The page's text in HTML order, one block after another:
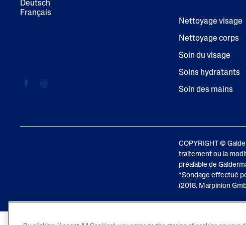
Deutsch
Français
Nettoyage visage
Nettoyage corps
Soin du visage
Soins hydratants
Soin des mains
COPYRIGHT ©
traitement ou la
préalable de
*Sondage effectué
(2018, Marpinion